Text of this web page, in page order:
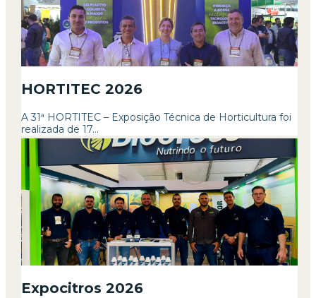
HORTITEC 2026
A 31ª HORTITEC – Exposição Técnica de Horticultura foi
realizada de 17...
Expocitros 2026